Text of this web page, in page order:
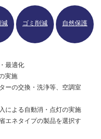
減 ゴミ削減 自然保護
最適化
実施
ーの交換・洗浄等、空調室
による自動消・点灯の実施
エネタイプの製品を選択す